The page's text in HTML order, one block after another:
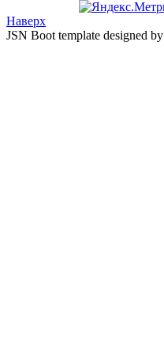
Наверх
JSN Boot template designed by